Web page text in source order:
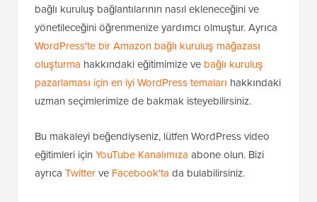
bağlı kuruluş bağlantılarının nasıl ekleneceğini ve
yönetileceğini öğrenmenize yardımcı olmuştur. Ayrıca
WordPress'te bir Amazon bağlı kuruluş mağazası
oluşturma hakkındaki eğitimimize ve bağlı kuruluş
pazarlaması için en iyi WordPress temaları hakkındaki
uzman seçimlerimize de bakmak isteyebilirsiniz.
Bu makaleyi beğendiyseniz, lütfen WordPress video
eğitimleri için YouTube Kanalımıza abone olun. Bizi
ayrıca Twitterve Facebook'ta da bulabilirsiniz.